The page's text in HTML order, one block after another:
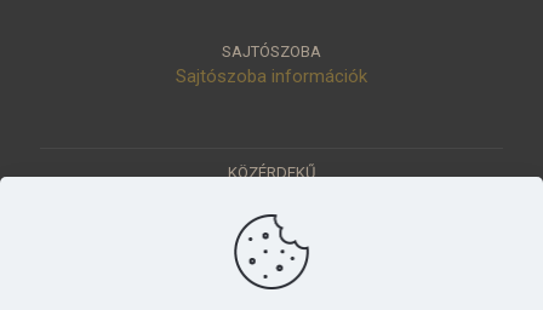
SAJTÓSZOBA
Sajtószoba információk
KÖZÉRDEKŰ
Értéktár
Pályázatok